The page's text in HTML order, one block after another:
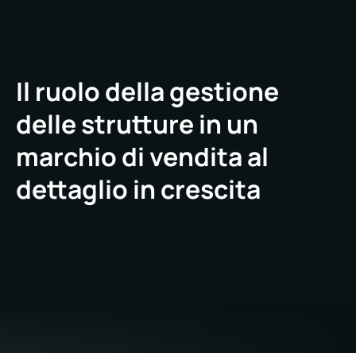
Il ruolo della gestione
delle strutture in un
marchio di vendita al
dettaglio in crescita